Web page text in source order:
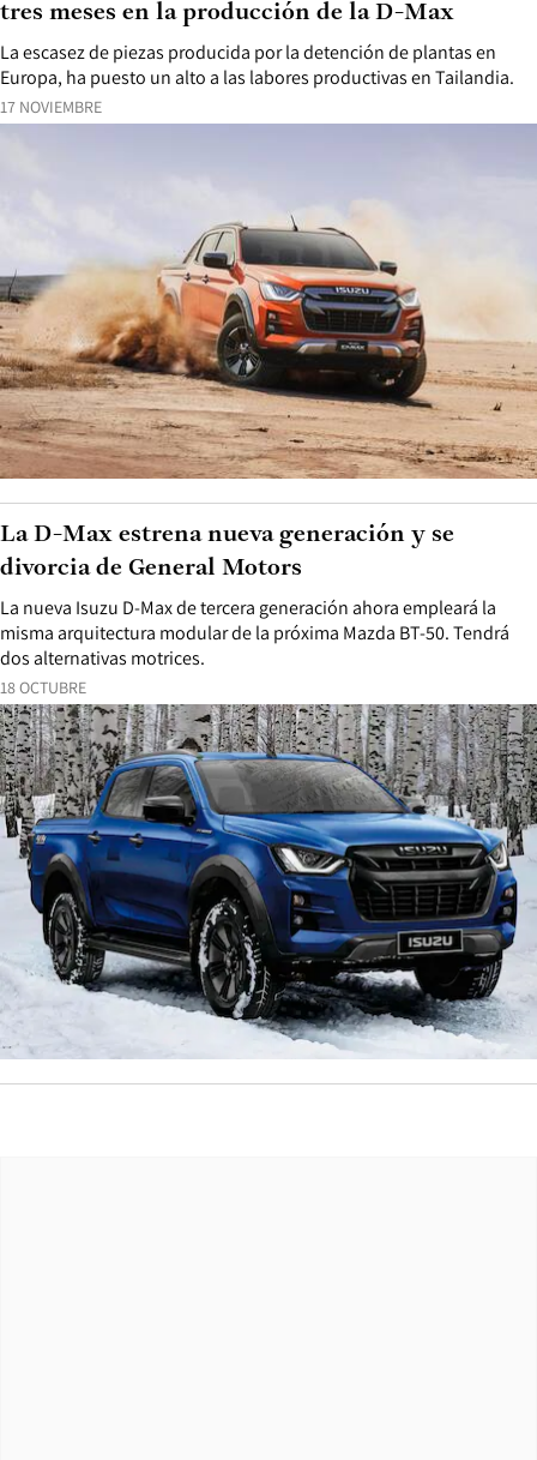
17 NOVIEMBRE
La escasez de piezas producida por la detención de plantas en
Europa, ha puesto un alto a las labores productivas en Tailandia.
tres meses en la producción de la D-Max
18 OCTUBRE
La nueva Isuzu D-Max de tercera generación ahora empleará la
misma arquitectura modular de la próxima Mazda BT-50. Tendrá
dos alternativas motrices.
La D-Max estrena nueva generación y se
divorcia de General Motors